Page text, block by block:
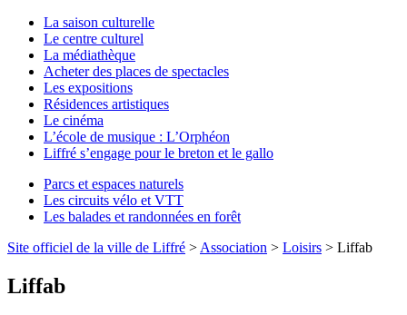
La saison culturelle
Le centre culturel
La médiathèque
Acheter des places de spectacles
Les expositions
Résidences artistiques
Le cinéma
L’école de musique : L’Orphéon
Liffré s’engage pour le breton et le gallo
Parcs et espaces naturels
Les circuits vélo et VTT
Les balades et randonnées en forêt
Site officiel de la ville de Liffré > Association > Loisirs > Liffab
Liffab